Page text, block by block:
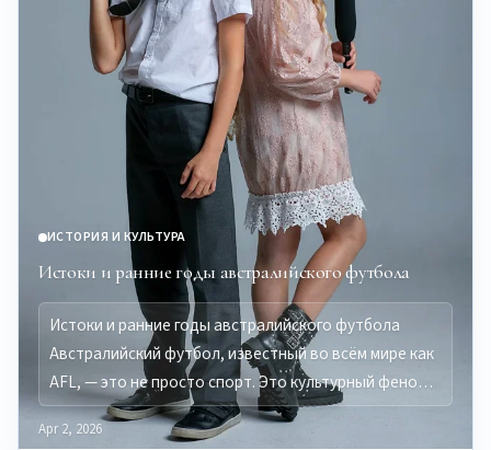
ИСТОРИЯ И КУЛЬТУРА
Истоки и ранние годы австралийского футбола
Истоки и ранние годы австралийского футбола
Австралийский футбол, известный во всём мире как
AFL, — это не просто спорт. Это культурный фено…
Apr 2, 2026